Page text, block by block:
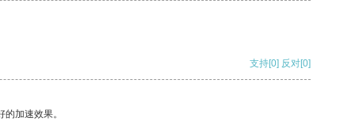
支持[0] 反对[0]
加速效果。